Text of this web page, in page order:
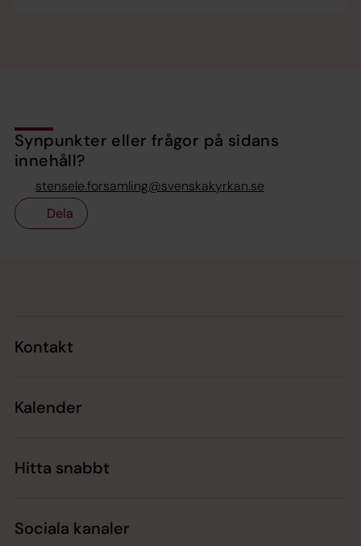
Synpunkter eller frågor på sidans
innehåll?
stensele.forsamling@svenskakyrkan.se
Dela
Kontakt
Kalender
Hitta snabbt
Sociala kanaler